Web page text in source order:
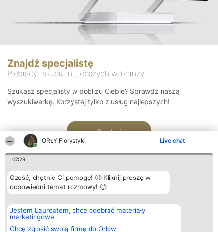
ORŁY Florystyki Live chat
07:29
Cześć, chętnie Ci pomogę! 🙂 Kliknij proszę w
odpowiedni temat rozmowy! 🙂
Jestem Laureatem, chcę odebrać materiały
marketingowe
Chcę zgłosić swoją firmę do Orłów
Znajdź specjalistę
Plebiscyt skupia najlepszych w branży
Szukasz specjalisty w pobliżu Ciebie? Sprawdź naszą
wyszukiwarkę. Korzystaj tylko z usług najlepszych!
Szukaj
Organizator plebiscytu
Bright Side Solutions sp. z o.
o. sp. k.
ul. Ruska 22
Plebiscyt
Laureaci
wszystkich
Kontakt
Kontakt